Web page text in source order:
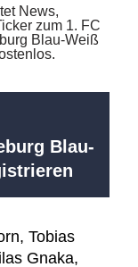
Blau-
Tobias
Gnaka,